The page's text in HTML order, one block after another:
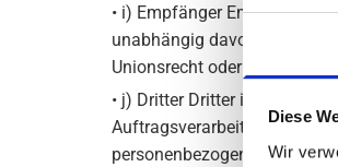
Diese
Wir
• i) Empfänger Empfänger
unabhängig davon, ob es
Unionsrecht oder dem Recht
• j) Dritter Dritter ist eine
Auftragsverarbeiter und den
personenbezogenen Daten